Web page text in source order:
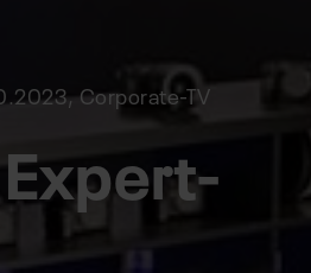
Corporate-TV